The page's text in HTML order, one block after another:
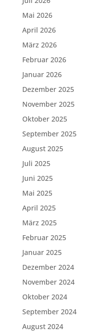
Mai 2026
April 2026
März 2026
Februar 2026
Januar 2026
Dezember 2025
November 2025
Oktober 2025
September 2025
August 2025
Juli 2025
Juni 2025
Mai 2025
April 2025
März 2025
Februar 2025
Januar 2025
Dezember 2024
November 2024
Oktober 2024
September 2024
August 2024